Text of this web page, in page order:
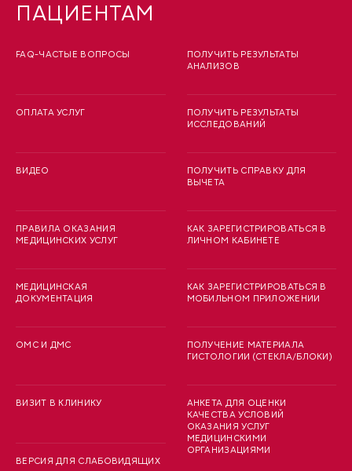
ПАЦИЕНТАМ
FAQ-ЧАСТЫЕ ВОПРОСЫ
ОПЛАТА УСЛУГ
ВИДЕО
ПРАВИЛА ОКАЗАНИЯ
МЕДИЦИНСКИХ УСЛУГ
МЕДИЦИНСКАЯ
ДОКУМЕНТАЦИЯ
ОМС И ДМС
ВИЗИТ В КЛИНИКУ
ВЕРСИЯ ДЛЯ СЛАБОВИДЯЩИХ
ПОЛУЧИТЬ РЕЗУЛЬТАТЫ
АНАЛИЗОВ
ПОЛУЧИТЬ РЕЗУЛЬТАТЫ
ИССЛЕДОВАНИЙ
ПОЛУЧИТЬ СПРАВКУ ДЛЯ
ВЫЧЕТА
КАК ЗАРЕГИСТРИРОВАТЬСЯ В
ЛИЧНОМ КАБИНЕТЕ
КАК ЗАРЕГИСТРИРОВАТЬСЯ В
МОБИЛЬНОМ ПРИЛОЖЕНИИ
ПОЛУЧЕНИЕ МАТЕРИАЛА
ГИСТОЛОГИИ (СТЕКЛА/БЛОКИ)
АНКЕТА ДЛЯ ОЦЕНКИ
КАЧЕСТВА УСЛОВИЙ
ОКАЗАНИЯ УСЛУГ
МЕДИЦИНСКИМИ
ОРГАНИЗАЦИЯМИ